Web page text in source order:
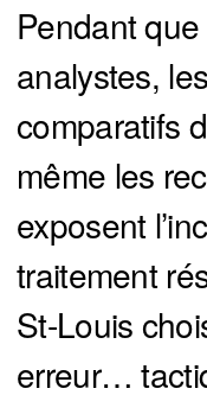
Pendant
analystes,
comparatifs
même les
exposent
traitement
St-Louis
erreur…